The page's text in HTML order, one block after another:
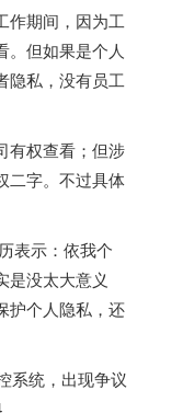
作期间，因为工
。但如果是个人
隐私，没有员工
有权查看；但涉
二字。不过具体
表示：依我个
是没太大意义
护个人隐私，还